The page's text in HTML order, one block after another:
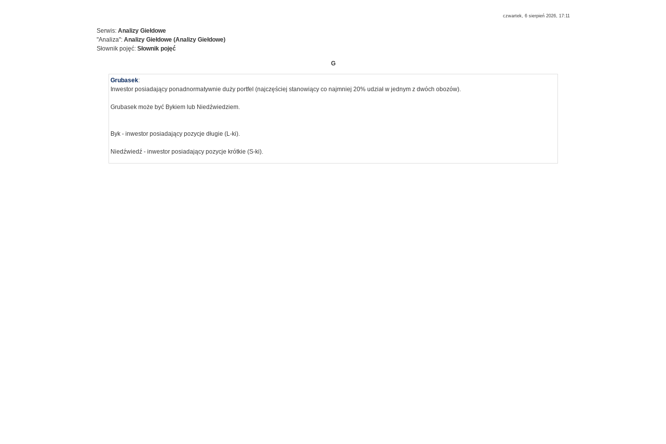
czwartek, 6 sierpień 2026, 17:11
Serwis: Analizy Giełdowe
"Analiza": Analizy Giełdowe (Analizy Giełdowe)
Słownik pojęć: Słownik pojęć
G
Grubasek:
Inwestor posiadający ponadnormatywnie duży portfel (najczęściej stanowiący co najmniej 20% udział w jednym z dwóch obozów).
Grubasek może być Bykiem lub Niedźwiedziem.
Byk - inwestor posiadający pozycje długie (L-ki).
Niedźwiedź - inwestor posiadający pozycje krótkie (S-ki).